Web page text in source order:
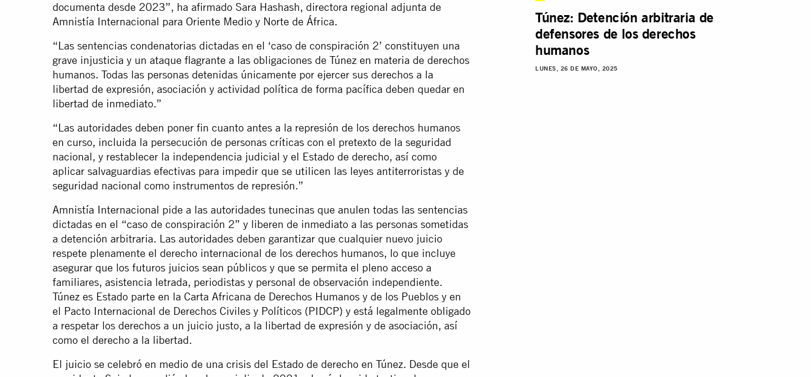
documenta desde 2023”, ha afirmado Sara Hashash, directora regional adjunta de
Amnistía Internacional para Oriente Medio y Norte de África.
“Las sentencias condenatorias dictadas en el ‘caso de conspiración 2’ constituyen una
grave injusticia y un ataque flagrante a las obligaciones de Túnez en materia de derechos
humanos. Todas las personas detenidas únicamente por ejercer sus derechos a la
libertad de expresión, asociación y actividad política de forma pacífica deben quedar en
libertad de inmediato.”
“Las autoridades deben poner fin cuanto antes a la represión de los derechos humanos
en curso, incluida la persecución de personas críticas con el pretexto de la seguridad
nacional, y restablecer la independencia judicial y el Estado de derecho, así como
aplicar salvaguardias efectivas para impedir que se utilicen las leyes antiterroristas y de
seguridad nacional como instrumentos de represión.”
Amnistía Internacional pide a las autoridades tunecinas que anulen todas las sentencias
dictadas en el “caso de conspiración 2” y liberen de inmediato a las personas sometidas
a detención arbitraria. Las autoridades deben garantizar que cualquier nuevo juicio
respete plenamente el derecho internacional de los derechos humanos, lo que incluye
asegurar que los futuros juicios sean públicos y que se permita el pleno acceso a
familiares, asistencia letrada, periodistas y personal de observación independiente.
Túnez es Estado parte en la Carta Africana de Derechos Humanos y de los Pueblos y en
el Pacto Internacional de Derechos Civiles y Políticos (PIDCP) y está legalmente obligado
a respetar los derechos a un juicio justo, a la libertad de expresión y de asociación, así
como el derecho a la libertad.
El juicio se celebró en medio de una crisis del Estado de derecho en Túnez. Desde que el
Túnez: Detención arbitraria de
defensores de los derechos
humanos
LUNES, 26 DE MAYO, 2025